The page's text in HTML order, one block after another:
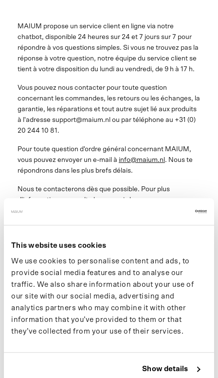
This website uses cookies
We use cookies to personalise content and ads, to
provide social media features and to analyse our
traffic. We also share information about your use of
our site with our social media, advertising and
analytics partners who may combine it with other
information that you’ve provided to them or that
they’ve collected from your use of their services.
Show details
MAIUM propose un service client en ligne via notre
chatbot, disponible 24 heures sur 24 et 7 jours sur 7 pour
répondre à vos questions simples. Si vous ne trouvez pas la
réponse à votre question, notre équipe du service client se
tient à votre disposition du lundi au vendredi, de 9 h à 17 h.
Vous pouvez nous contacter pour toute question
concernant les commandes, les retours ou les échanges, la
garantie, les réparations et tout autre sujet lié aux produits
à l'adresse support@maium.nl ou par téléphone au +31 (0)
20 244 10 81.
Pour toute question d'ordre général concernant MAIUM,
vous pouvez envoyer un e-mail à info@maium.nl . Nous te
répondrons dans les plus brefs délais.
Nous te contacterons dès que possible. Pour plus
d'informations, consulte le menu ci-dessous.
1. Contacter le service d'assistance MAIUM
2. Paiement et livraison